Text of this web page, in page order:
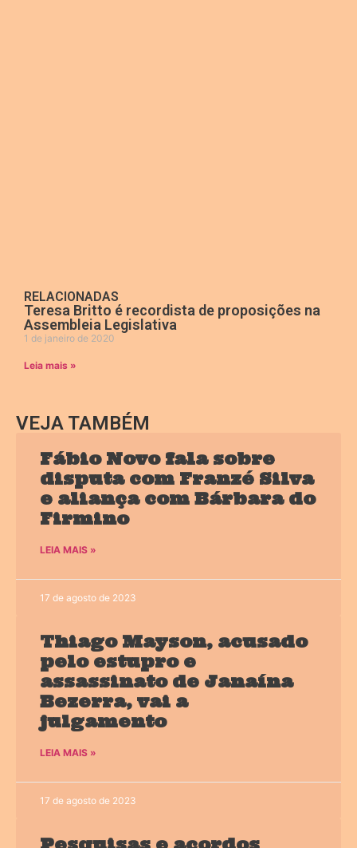
RELACIONADAS
Teresa Britto é recordista de proposições na
Assembleia Legislativa
1 de janeiro de 2020
Leia mais »
VEJA TAMBÉM
Fábio Novo fala sobre
disputa com Franzé Silva
e aliança com Bárbara do
Firmino
LEIA MAIS »
17 de agosto de 2023
Thiago Mayson, acusado
pelo estupro e
assassinato de Janaína
Bezerra, vai a
julgamento
LEIA MAIS »
17 de agosto de 2023